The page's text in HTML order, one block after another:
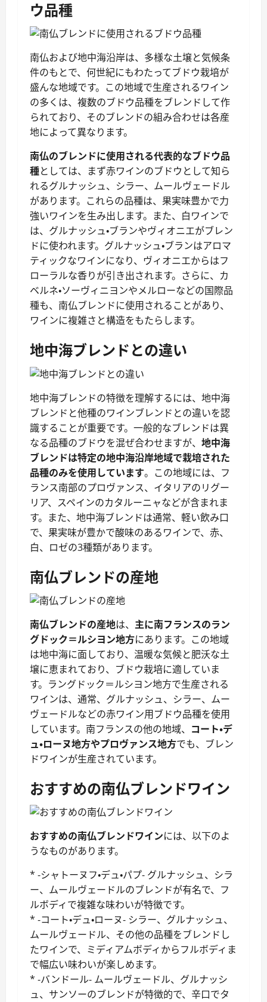
ウ品種
南仏および地中海沿岸は、多様な土壌と気候条
件のもとで、何世紀にもわたってブドウ栽培が
盛んな地域です。この地域で生産されるワイン
の多くは、複数のブドウ品種をブレンドして作
られており、そのブレンドの組み合わせは各産
地によって異なります。
南仏のブレンドに使用される代表的なブドウ品
種としては、まず赤ワインのブドウとして知ら
れるグルナッシュ、シラー、ムールヴェードル
があります。これらの品種は、果実味豊かで力
強いワインを生み出します。また、白ワインで
は、グルナッシュ・ブランやヴィオニエがブレン
ドに使われます。グルナッシュ・ブランはアロマ
ティックなワインになり、ヴィオニエからはフ
ローラルな香りが引き出されます。さらに、カ
ベルネ・ソーヴィニヨンやメルローなどの国際品
種も、南仏ブレンドに使用されることがあり、
ワインに複雑さと構造をもたらします。
地中海ブレンドとの違い
地中海ブレンドの特徴を理解するには、地中海
ブレンドと他種のワインブレンドとの違いを認
識することが重要です。一般的なブレンドは異
なる品種のブドウを混ぜ合わせますが、 地中海
ブレンドは特定の地中海沿岸地域で栽培された
品種のみを使用しています。この地域には、フ
ランス南部のプロヴァンス、イタリアのリグー
リア、スペインのカタルーニャなどが含まれま
す。また、地中海ブレンドは通常、軽い飲み口
で、果実味が豊かで酸味のあるワインで、赤、
白、ロゼの3種類があります。
南仏ブレンドの産地
南仏ブレンドの産地は、 主に南フランスのラン
グドック＝ルシヨン地方にあります。この地域
は地中海に面しており、温暖な気候と肥沃な土
壌に恵まれており、ブドウ栽培に適していま
す。ラングドック＝ルシヨン地方で生産される
ワインは、通常、グルナッシュ、シラー、ムー
ヴェードルなどの赤ワイン用ブドウ品種を使用
しています。南フランスの他の地域、 コート・デ
ュ・ローヌ地方やプロヴァンス地方でも、ブレン
ドワインが生産されています。
おすすめの南仏ブレンドワイン
おすすめの南仏ブレンドワインには、以下のよ
うなものがあります。
* -シャトーヌフ・デュ・パプ- グルナッシュ、シラ
ー、ムールヴェードルのブレンドが有名で、フ
ルボディで複雑な味わいが特徴です。
* -コート・デュ・ローヌ- シラー、グルナッシュ、
ムールヴェードル、その他の品種をブレンドし
たワインで、ミディアムボディからフルボディま
で幅広い味わいが楽しめます。
* -バンドール- ムールヴェードル、グルナッシ
ュ、サンソーのブレンドが特徴的で、辛口でタ